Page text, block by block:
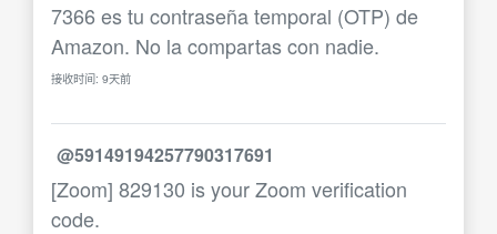
7366 es tu contraseña temporal (OTP) de
Amazon. No la compartas con nadie.
接收时间: 9天前
@59149194257790317691
[Zoom] 829130 is your Zoom verification
code.